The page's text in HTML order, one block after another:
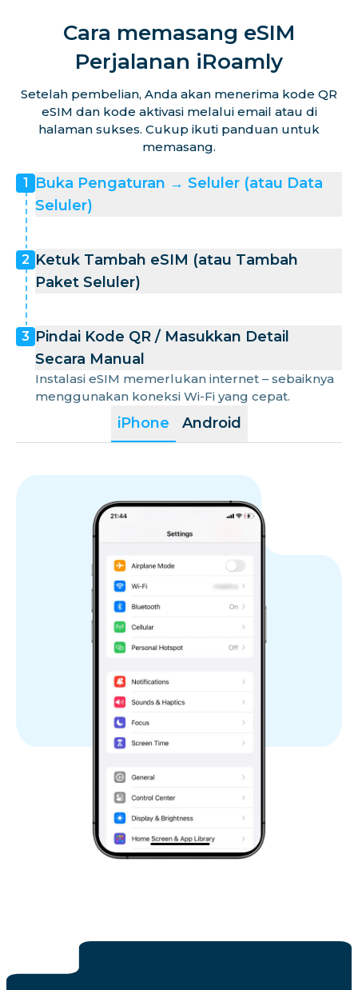
Cara memasang eSIM
Perjalanan iRoamly
Setelah pembelian, Anda akan menerima kode QR
eSIM dan kode aktivasi melalui email atau di
halaman sukses. Cukup ikuti panduan untuk
memasang.
iPhone Android
1
Buka Pengaturan → Seluler (atau Data
Seluler)
2 Ketuk Tambah eSIM (atau Tambah
Paket Seluler)
3 Pindai Kode QR / Masukkan Detail
Secara Manual
Instalasi eSIM memerlukan internet – sebaiknya
menggunakan koneksi Wi-Fi yang cepat.